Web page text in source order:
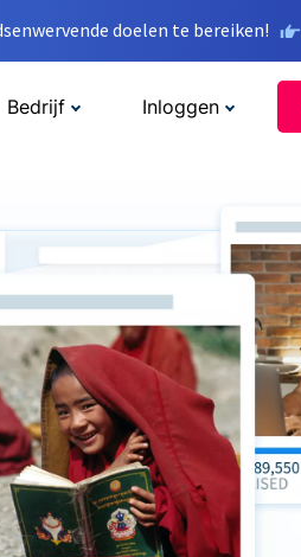
doelen te bereiken!
Bedrijf Inloggen